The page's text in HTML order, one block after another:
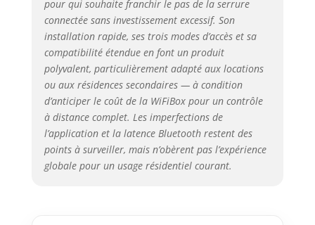
smart lock pouvez coupler
jusqu'à 20 cartes. Serrure
intelligente avec mot de passe
temporaire. Applications
disponibles pour iOS et
Android. Avec l' welock
application, vous pouvez ouvrir /
fermer la serrure porte ou faire
des réglages et des
autorisations. Contrôle WiFi:
welock serrure a
code,Déverrouillage de la
pour qui souhaite franchir le pas de la serrure
connectée sans investissement excessif. Son
installation rapide, ses trois modes d’accès et sa
compatibilité étendue en font un produit
polyvalent, particulièrement adapté aux locations
ou aux résidences secondaires — à condition
d’anticiper le coût de la WiFiBox pour un contrôle
à distance complet. Les imperfections de
l’application et la latence Bluetooth restent des
points à surveiller, mais n’obèrent pas l’expérience
globale pour un usage résidentiel courant.